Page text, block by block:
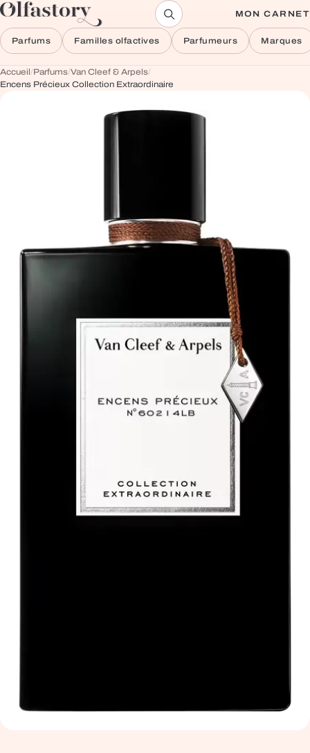
Aller au contenu MON CARNET
Parfums Familles olfactives Parfumeurs Marques
Accueil/Parfums/Van Cleef & Arpels/
Encens Précieux Collection Extraordinaire